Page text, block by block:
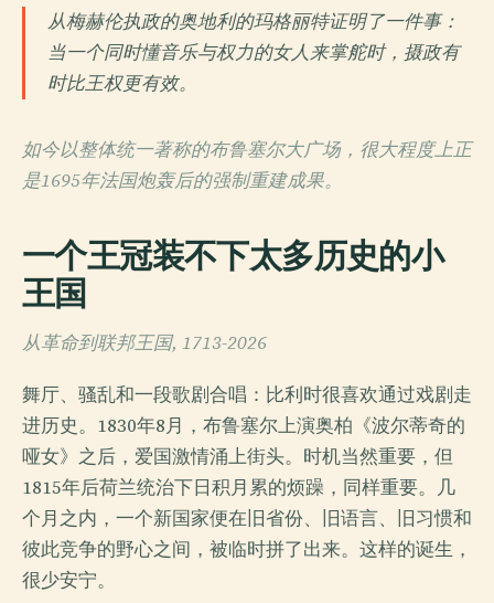
从梅赫伦执政的奥地利的玛格丽特证明了一件事：
当一个同时懂音乐与权力的女人来掌舵时，摄政有
时比王权更有效。
如今以整体统一著称的布鲁塞尔大广场，很大程度上正
是1695年法国炮轰后的强制重建成果。
一个王冠装不下太多历史的小
王国
从革命到联邦王国, 1713-2026
舞厅、骚乱和一段歌剧合唱：比利时很喜欢通过戏剧走
进历史。1830年8月，布鲁塞尔上演奥柏《波尔蒂奇的
哑女》之后，爱国激情涌上街头。时机当然重要，但
1815年后荷兰统治下日积月累的烦躁，同样重要。几
个月之内，一个新国家便在旧省份、旧语言、旧习惯和
彼此竞争的野心之间，被临时拼了出来。这样的诞生，
很少安宁。